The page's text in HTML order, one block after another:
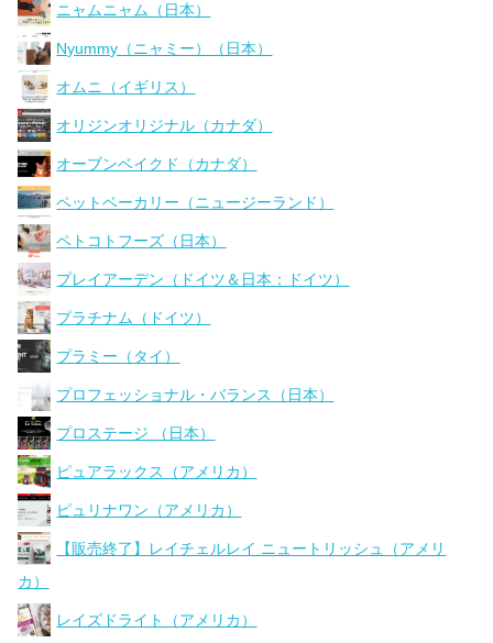
ニャムニャム（日本）
Nyummy（ニャミー）（日本）
オムニ（イギリス）
オリジンオリジナル（カナダ）
オーブンベイクド（カナダ）
ペットベーカリー（ニュージーランド）
ペトコトフーズ（日本）
プレイアーデン（ドイツ＆日本：ドイツ）
プラチナム（ドイツ）
プラミー（タイ）
プロフェッショナル・バランス（日本）
プロステージ （日本）
ピュアラックス（アメリカ）
ピュリナワン（アメリカ）
【販売終了】レイチェルレイ ニュートリッシュ（アメリ
カ）
レイズドライト（アメリカ）